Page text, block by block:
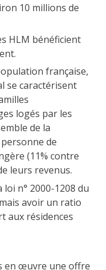
10 millions de
HLM bénéficient
française,
se caractérisent
logés par les
de la
de
(11% contre
leurs revenus.
n° 2000-1208 du
avoir un ratio
aux résidences
en œuvre une offre